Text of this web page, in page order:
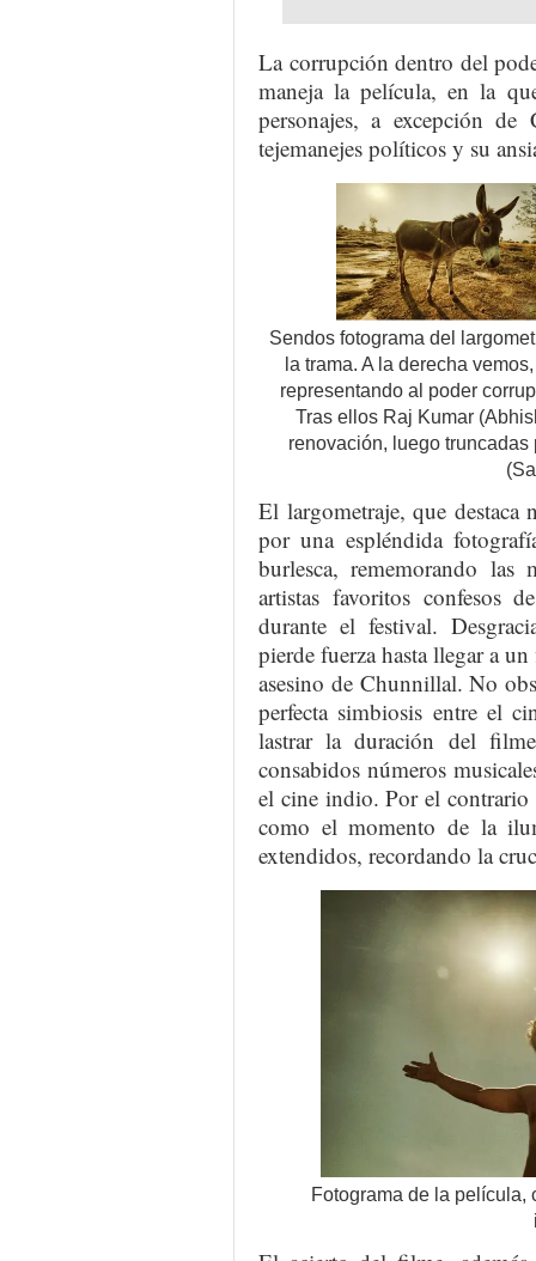
La corrupción dentro del
maneja la película, en la
personajes, a excepción
tejemanejes políticos y su
Sendos fotograma del
la trama. A la derecha
representando al poder
Tras ellos Raj Kumar
renovación, luego
El largometraje, que destaca
por una espléndida
burlesca, rememorando las
artistas favoritos confesos
durante el festival.
pierde fuerza hasta llegar a
asesino de Chunnillal. No
perfecta simbiosis entre el
lastrar la duración del
consabidos números
el cine indio. Por el contrario
como el momento de la
extendidos, recordando la
Fotograma de la película,